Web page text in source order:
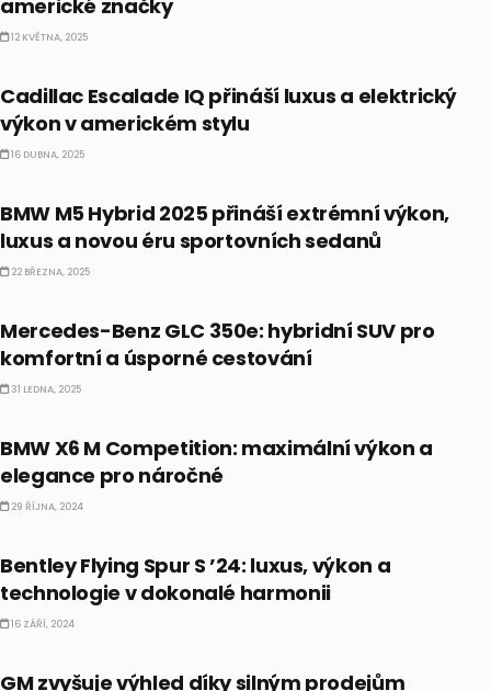
americké značky
12 KVĚTNA, 2025
Cadillac Escalade IQ přináší luxus a elektrický
výkon v americkém stylu
16 DUBNA, 2025
BMW M5 Hybrid 2025 přináší extrémní výkon,
luxus a novou éru sportovních sedanů
22 BŘEZNA, 2025
Mercedes-Benz GLC 350e: hybridní SUV pro
komfortní a úsporné cestování
31 LEDNA, 2025
BMW X6 M Competition: maximální výkon a
elegance pro náročné
29 ŘÍJNA, 2024
Bentley Flying Spur S ’24: luxus, výkon a
technologie v dokonalé harmonii
16 ZÁŘÍ, 2024
GM zvyšuje výhled díky silným prodejům